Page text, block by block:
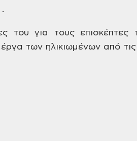
του για τουςεπισκέπτες
έργα των ηλικιωμένων από